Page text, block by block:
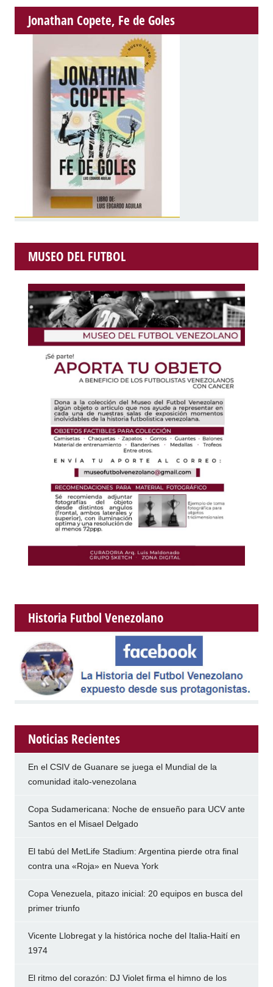
Jonathan Copete, Fe de Goles
MUSEO DEL FUTBOL
Historia Futbol Venezolano
Noticias Recientes
En el CSIV de Guanare se juega el Mundial de la
comunidad italo-venezolana
Copa Sudamericana: Noche de ensueño para UCV ante
Santos en el Misael Delgado
El tabú del MetLife Stadium: Argentina pierde otra final
contra una «Roja» en Nueva York
Copa Venezuela, pitazo inicial: 20 equipos en busca del
primer triunfo
Vicente Llobregat y la histórica noche del Italia-Haití en
1974
El ritmo del corazón: DJ Violet firma el himno de los